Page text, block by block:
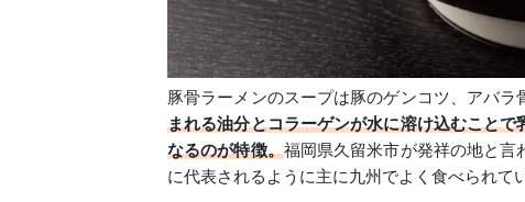
豚骨ラーメンのスープは豚のゲンコツ、アバラ
まれる油分とコラーゲンが水に溶け込むこと
なるのが特徴。福岡県久留米市が発祥の地と言
に代表されるように主に九州でよく食べられて